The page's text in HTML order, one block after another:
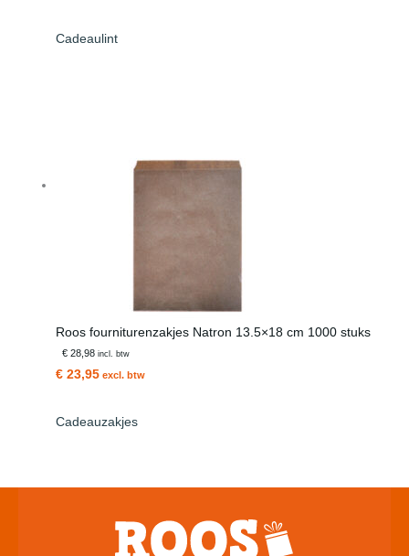
Cadeaulint
Roos fourniturenzakjes Natron 13.5×18 cm 1000 stuks
€ 28,98incl. btw
€ 23,95 excl. btw
Cadeauzakjes